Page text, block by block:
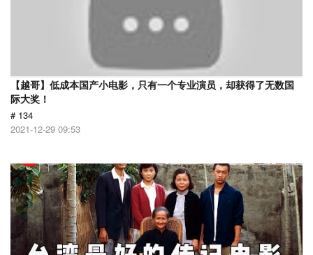
【越哥】低成本国产小电影，只有一个专业演员，却获得了无数国
际大奖！
# 134
2021-12-29 09:53